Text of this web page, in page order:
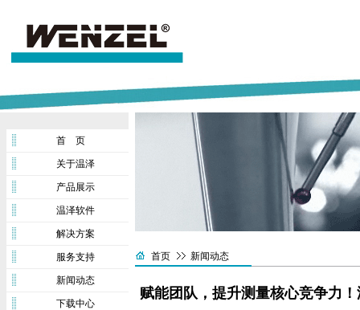
首 页
关于温泽
产品展示
温泽软件
解决方案
服务支持
新闻动态
下载中心
首页 新闻动态
赋能团队，提升测量核心竞争力